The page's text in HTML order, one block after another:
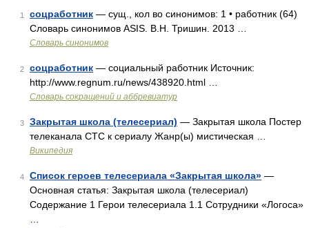
1 соцработник — сущ., кол во синонимов: 1 • работник (64)
Словарь синонимов ASIS. В.Н. Тришин. 2013 …
Словарь синонимов
2 соцработник — социальный работник Источник:
http://www.regnum.ru/news/438920.html …
Словарь сокращений и аббревиатур
3 Закрытая школа (телесериал) — Закрытая школа Постер
телеканала СТС к сериалу Жанр(ы) мистическая …
Википедия
4 Список героев телесериала «Закрытая школа» —
Основная статья: Закрытая школа (телесериал)
Содержание 1 Герои телесериала 1.1 Сотрудники «Логоса»